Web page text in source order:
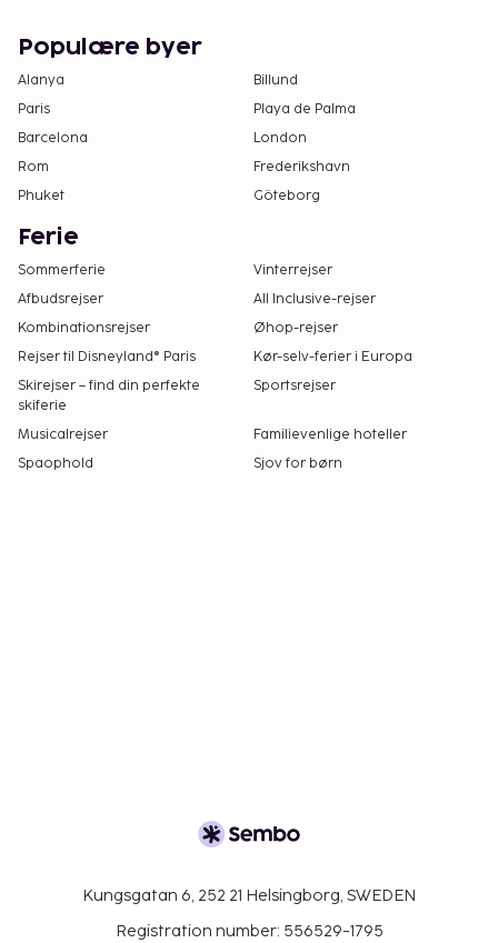
Populære byer
Alanya
Billund
Paris
Playa de Palma
Barcelona
London
Rom
Frederikshavn
Phuket
Göteborg
Ferie
Sommerferie
Vinterrejser
Afbudsrejser
All Inclusive-rejser
Kombinationsrejser
Øhop-rejser
Rejser til Disneyland® Paris
Kør-selv-ferier i Europa
Skirejser – find din perfekte
skiferie
Sportsrejser
Musicalrejser
Familievenlige hoteller
Spaophold
Sjov for børn
Kungsgatan 6, 252 21 Helsingborg, SWEDEN
Registration number: 556529-1795